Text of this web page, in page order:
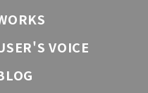
VOICE